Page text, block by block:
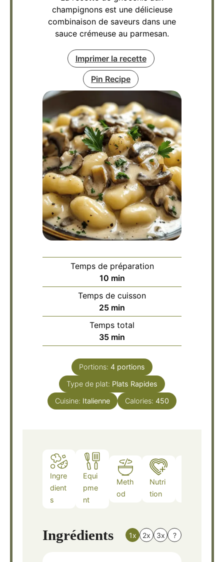
champignons est une délicieuse
combinaison de saveurs dans une
sauce crémeuse au parmesan.
Imprimer la recette
Pin Recipe
Temps de préparation
10minutes
min
Temps de cuisson
25minutes
min
Temps total
35minutes
min
Portions: 4 portions
Type de plat: Plats Rapides
Cuisine: Italienne Calories: 450
Ingre
dient
s
Equi
pme
nt
Meth
od
Nutri
tion
Ingrédients 1x 2x 3x ?